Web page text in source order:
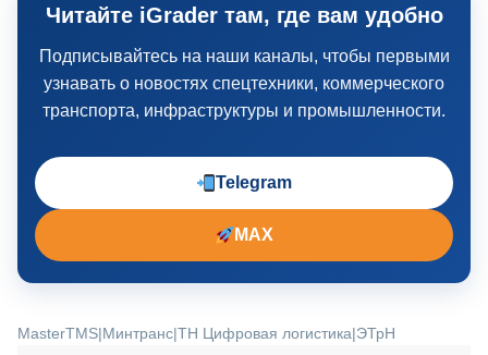
Читайте iGrader там, где вам удобно
Подписывайтесь на наши каналы, чтобы первыми
узнавать о новостях спецтехники, коммерческого
транспорта, инфраструктуры и промышленности.
Telegram
MAX
MasterTMS|Минтранс|ТН Цифровая логистика|ЭТрН